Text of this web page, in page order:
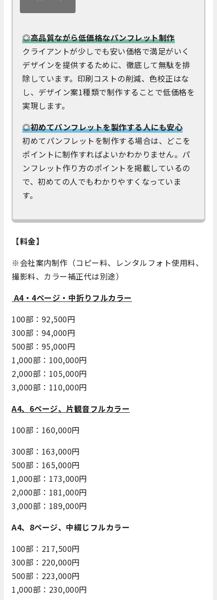
◎高品質ながら低価格なパンフレット制作
クライアントが少しでも安い価格で満足がいく
デザインを提供するために、徹底して無駄を排
除しています。印刷コストの削減、色校正はな
し、デザイン案1種類で制作することで低価格を
実現します。
◎初めてパンフレットを製作する人にも安心
初めてパンフレットを制作する場合は、どこを
ポイントに制作すればよいかわかりません。パ
ンフレット作り方のポイントを掲載しているの
で、初めての人でもわかりやすくなっていま
す。
【料金】
※会社案内制作（コピー料、レンタルフォト使用料、
撮影料、カラー補正代は別途）
A4・4ページ・中折りフルカラー
100部：92,500円
300部：94,000円
500部：95,000円
1,000部：100,000円
2,000部：105,000円
3,000部：110,000円
A4、6ページ、片観音フルカラー
100部：160,000円
300部：163,000円
500部：165,000円
1,000部：173,000円
2,000部：181,000円
3,000部：189,000円
A4、8ページ、中綴じフルカラー
100部：217,500円
300部：220,000円
500部：223,000円
1,000部：230,000円